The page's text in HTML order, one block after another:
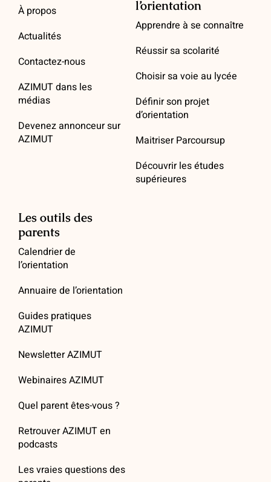
À propos
Actualités
Contactez-nous
AZIMUT dans les
médias
Devenez annonceur sur
AZIMUT
l’orientation
Apprendre à se connaître
Réussir sa scolarité
Choisir sa voie au lycée
Définir son projet
d’orientation
Maitriser Parcoursup
Découvrir les études
supérieures
Les outils des
parents
Calendrier de
l’orientation
Annuaire de l’orientation
Guides pratiques
AZIMUT
Newsletter AZIMUT
Webinaires AZIMUT
Quel parent êtes-vous ?
Retrouver AZIMUT en
podcasts
Les vraies questions des